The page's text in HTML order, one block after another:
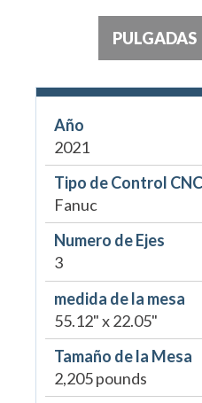
PULGADAS
Año
2021
Tipo de Control CNC
Fanuc
Numero de Ejes
3
medida de la mesa
55.12" x 22.05"
Tamaño de la Mesa
2,205 pounds